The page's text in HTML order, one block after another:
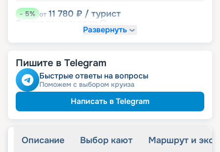
-5% от 11 780 ₽ / турист
Скидка
именинникамРазвернуть
Пишите в Telegram
Быстрые ответы на вопросы
Поможем с выбором круиза
Написать в Telegram
Описание Выбор кают Маршрут и